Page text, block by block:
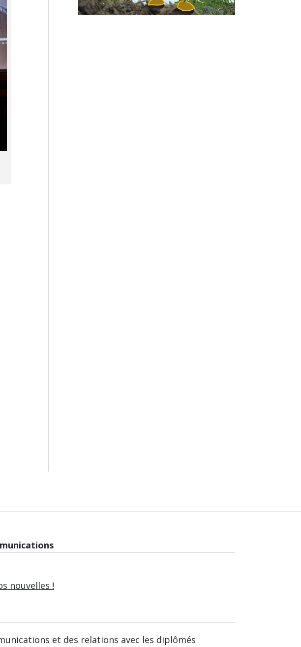
nouvelles !
et des relations avec les diplômés